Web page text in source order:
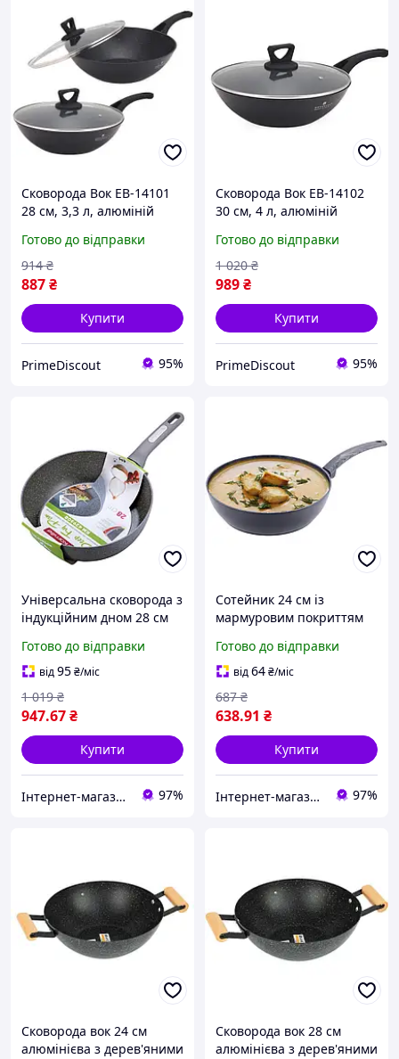
Сковорода Вок EB-14101
28 см, 3,3 л, алюміній
мармурове покриття, з
кришкою
Готово до відправки
887₴
914 ₴
Купити
PrimeDiscout 95%
Сковорода Вок EB-14102
30 см, 4 л, алюміній
мармурове покриття, з
кришкою
Готово до відправки
989₴
1 020 ₴
Купити
PrimeDiscout 95%
Універсальна сковорода з
індукційним дном 28 см
плити з мармуровим
покриттям POL
Готово до відправки
від95₴/міс
947.67₴
1 019 ₴
Купити
Інтернет-магазин Імперія-TV 97%
Сотейник 24 см із
мармуровим покриттям
індукційної газової плити
Сотейник для кухні POL
Готово до відправки
від64₴/міс
638.91 ₴
687 ₴
Купити
Інтернет-магазин Імперія-TV 97%
Сковорода вок 24 см
алюмінієва з дерев'яними
Сковорода вок 28 см
алюмінієва з дерев'яними